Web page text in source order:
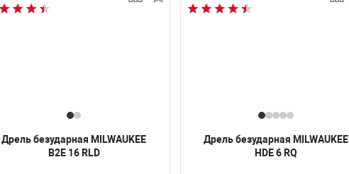
Дрель безударная MILWAUKEE
B2E 16 RLD
Дрель безударная MILWAUKEE
HDE 6 RQ